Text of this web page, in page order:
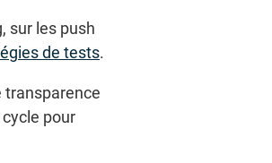
sur les push
de tests.
transparence
pour